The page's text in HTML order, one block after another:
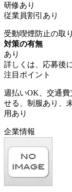
研修あり
従業員割引あり
受動喫煙防止の取
対策の有無
あり
詳しくは、応募後
注目ポイント
週払いOK、交通
せる、制服あり、
用あり
企業情報